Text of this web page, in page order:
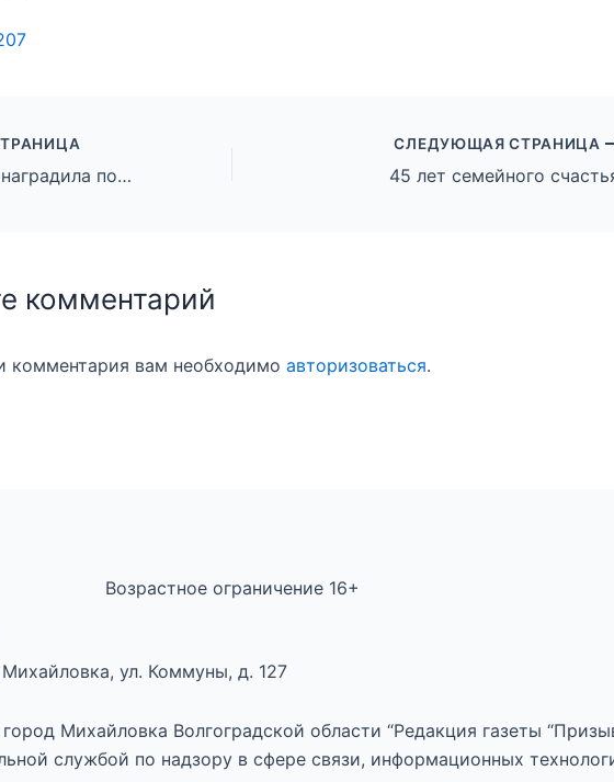
«Единая Россия» наградила победителей Всероссийского конкурса поддержки гражданских инициатив
СЛЕДУЮЩАЯ СТРАНИЦА
45 лет семейного
комментарий
комментария вам необходимо авторизоваться.
Возрастное ограничение 16+
ул. Коммуны, д. 127
Михайловка Волгоградской области “Редакция газеты
службой по надзору в сфере связи, информационных